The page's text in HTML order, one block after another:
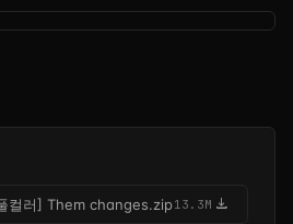
컬러] Them changes.zip13.3M download